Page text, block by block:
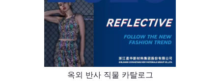
옥외 반사 직물 카탈로그